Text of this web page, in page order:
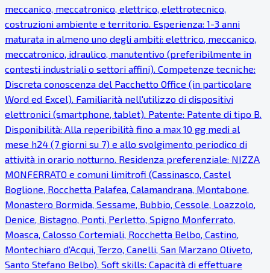
meccanico, meccatronico, elettrico, elettrotecnico,
costruzioni ambiente e territorio. Esperienza: 1-3 anni
maturata in almeno uno degli ambiti: elettrico, meccanico,
meccatronico, idraulico, manutentivo (preferibilmente in
contesti industriali o settori affini). Competenze tecniche:
Discreta conoscenza del Pacchetto Office (in particolare
Word ed Excel). Familiarità nell'utilizzo di dispositivi
elettronici (smartphone, tablet). Patente: Patente di tipo B.
Disponibilità: Alla reperibilità fino a max 10 gg medi al
mese h24 (7 giorni su 7) e allo svolgimento periodico di
attività in orario notturno. Residenza preferenziale: NIZZA
MONFERRATO e comuni limitrofi (Cassinasco, Castel
Boglione, Rocchetta Palafea, Calamandrana, Montabone,
Monastero Bormida, Sessame, Bubbio, Cessole, Loazzolo,
Denice, Bistagno, Ponti, Perletto, Spigno Monferrato,
Moasca, Calosso Cortemiali, Rocchetta Belbo, Castino,
Montechiaro d'Acqui, Terzo, Canelli, San Marzano Oliveto,
Santo Stefano Belbo). Soft skills: Capacità di effettuare